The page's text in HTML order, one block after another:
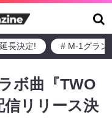
長決定! # M-1グラン
ボ曲『TWO
信リリース決